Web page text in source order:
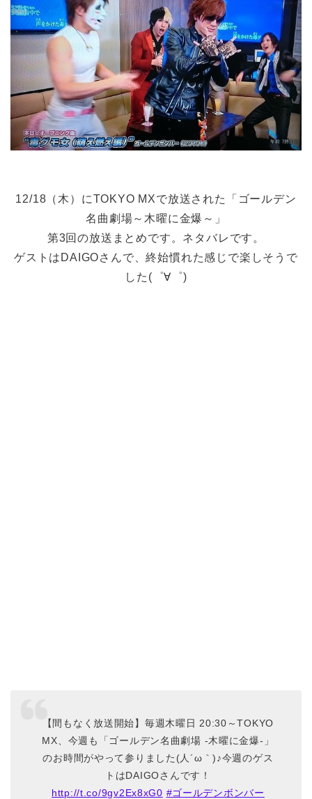
12/18（木）にTOKYO MXで放送された「ゴールデン
名曲劇場～木曜に金爆～」
第3回の放送まとめです。ネタバレです。
ゲストはDAIGOさんで、終始慣れた感じで楽しそうで
した(゜∀゜)
【間もなく放送開始】毎週木曜日 20:30～TOKYO
MX、今週も「ゴールデン名曲劇場 -木曜に金爆-」
のお時間がやって参りました(人´ω｀)♪今週のゲス
トはDAIGOさんです！
http://t.co/9gv2Ex8xG0 #ゴールデンボンバー